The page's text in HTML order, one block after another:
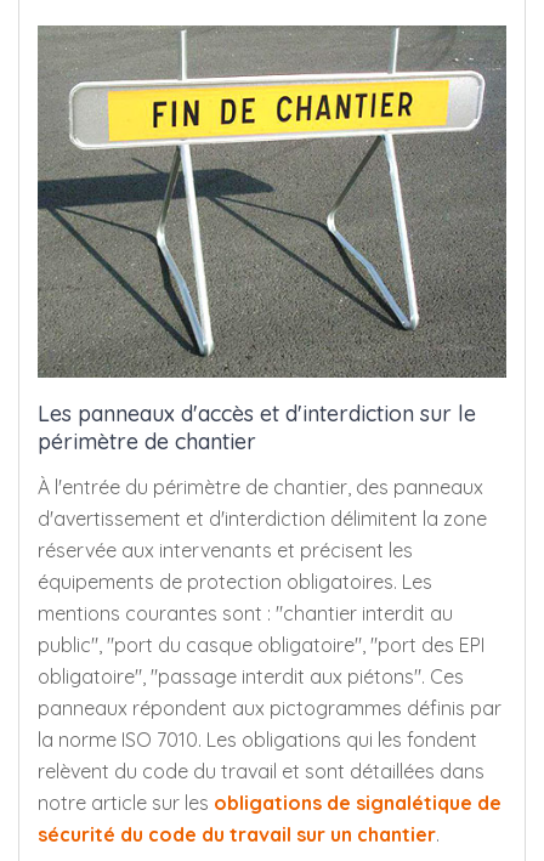
Les panneaux d'accès et d'interdiction sur le
périmètre de chantier
À l'entrée du périmètre de chantier, des panneaux
d'avertissement et d'interdiction délimitent la zone
réservée aux intervenants et précisent les
équipements de protection obligatoires. Les
mentions courantes sont : "chantier interdit au
public", "port du casque obligatoire", "port des EPI
obligatoire", "passage interdit aux piétons". Ces
panneaux répondent aux pictogrammes définis par
la norme ISO 7010. Les obligations qui les fondent
relèvent du code du travail et sont détaillées dans
notre article sur les obligations de signalétique de
sécurité du code du travail sur un chantier.